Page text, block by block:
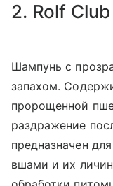
2. Rolf
Шампунь с
запахом.
пророщенной
раздражение
предназначен
вшами и их